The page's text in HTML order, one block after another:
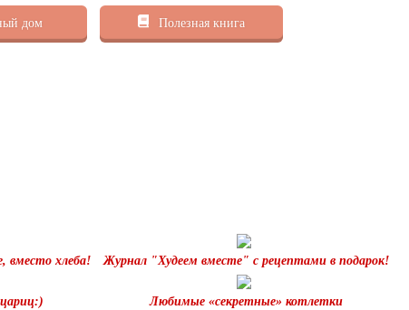
дом Полезная книга
вместо хлеба! Журнал "Худеем вместе" с рецептами в подарок!
Любимые «секретные» котлетки